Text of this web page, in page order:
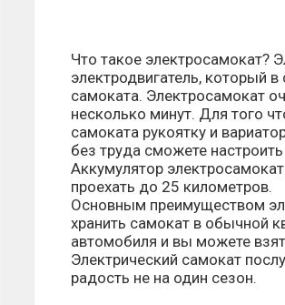
Что такое электросамокат?
электродвигатель, который
самоката. Электросамокат
несколько минут. Для того
самоката рукоятку и
без труда сможете
Аккумулятор
проехать до 25 километров.
Основным преимуществом
хранить самокат в обычной
автомобиля и вы можете
Электрический самокат
радость не на один сезон.